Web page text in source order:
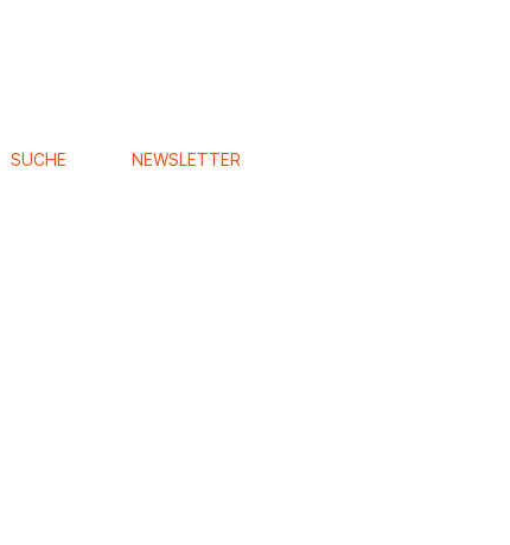
SUCHE NEWSLETTER